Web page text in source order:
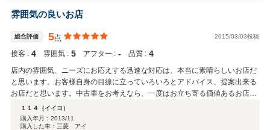
雰囲気の良いお店
総合評価 5点 2015/03/03投稿
接客 : 4 雰囲気 : 5 アフター : ‐ 品質 : 4
店内の雰囲気、ニーズにお応えする迅速な対応は、本当に素晴らしいお店だ
と思います。お客様自身の目線に立っていろいろとアドバイス、提案出来る
お店だと思います。中古車をお考えなら、一度はお立ち寄る価値あるお店だ
と思います。
１１４（イイヨ）
購入年月： 2013/11
購入した車：三菱 アイ